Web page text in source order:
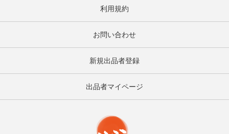
利用規約
お問い合わせ
新規出品者登録
出品者マイページ